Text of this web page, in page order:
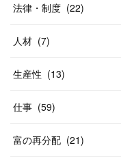
法律・制度 (22)
人材 (7)
生産性 (13)
仕事 (59)
富の再分配 (21)